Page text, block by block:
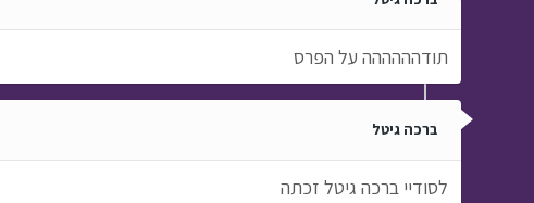
תודהההההה על הפרס
ברכה גיטל
לסודיי ברכה גיטל זכתה